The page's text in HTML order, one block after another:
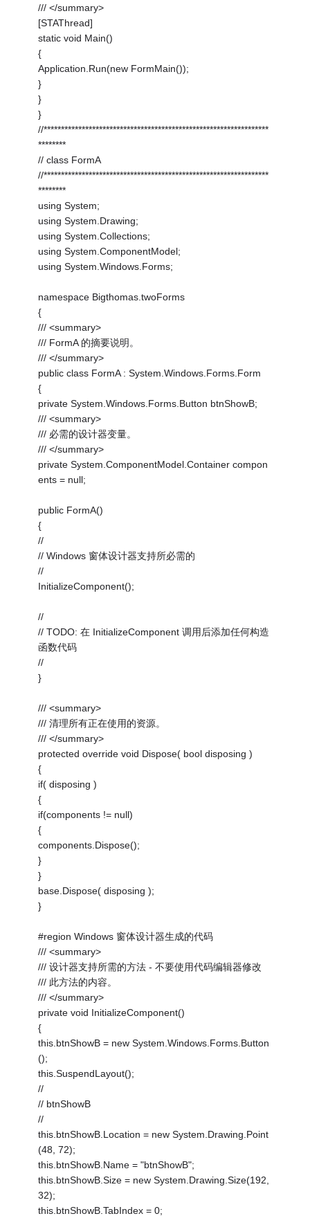
/// </summary>
[STAThread]
static void Main()
{
Application.Run(new FormMain());
}
}
}
//*****************************************************************
********
// class FormA
//*****************************************************************
********
using System;
using System.Drawing;
using System.Collections;
using System.ComponentModel;
using System.Windows.Forms;
namespace Bigthomas.twoForms
{
/// <summary>
/// FormA 的摘要说明。
/// </summary>
public class FormA : System.Windows.Forms.Form
{
private System.Windows.Forms.Button btnShowB;
/// <summary>
/// 必需的设计器变量。
/// </summary>
private System.ComponentModel.Container compon
ents = null;
public FormA()
{
//
// Windows 窗体设计器支持所必需的
//
InitializeComponent();
//
// TODO: 在 InitializeComponent 调用后添加任何构造
函数代码
//
}
/// <summary>
/// 清理所有正在使用的资源。
/// </summary>
protected override void Dispose( bool disposing )
{
if( disposing )
{
if(components != null)
{
components.Dispose();
}
}
base.Dispose( disposing );
}
#region Windows 窗体设计器生成的代码
/// <summary>
/// 设计器支持所需的方法 - 不要使用代码编辑器修改
/// 此方法的内容。
/// </summary>
private void InitializeComponent()
{
this.btnShowB = new System.Windows.Forms.Button
();
this.SuspendLayout();
//
// btnShowB
//
this.btnShowB.Location = new System.Drawing.Point
(48, 72);
this.btnShowB.Name = "btnShowB";
this.btnShowB.Size = new System.Drawing.Size(192,
32);
this.btnShowB.TabIndex = 0;